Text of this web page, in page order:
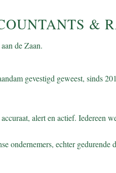
&
de Zaan.
gevestigd geweest, sinds
alert en actief. Iedereen
ondernemers, echter